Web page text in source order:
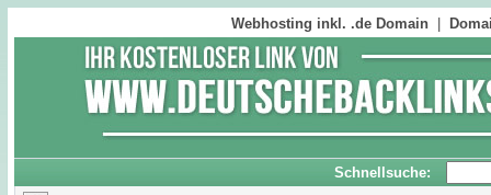
Webhosting inkl. .de Domain
Schnellsuche: